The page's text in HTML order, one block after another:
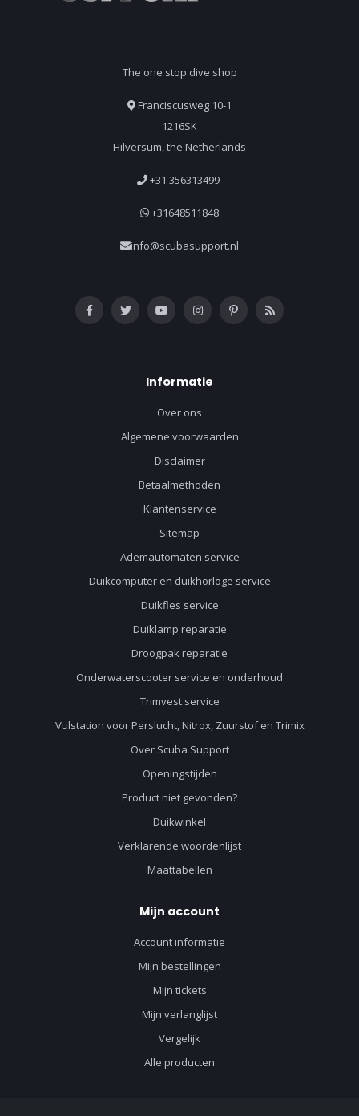
The one stop dive shop
Franciscusweg 10-1
1216SK
Hilversum, the Netherlands
+31 356313499
+31648511848
info@scubasupport.nl
Informatie
Over ons
Algemene voorwaarden
Disclaimer
Betaalmethoden
Klantenservice
Sitemap
Ademautomaten service
Duikcomputer en duikhorloge service
Duikfles service
Duiklamp reparatie
Droogpak reparatie
Onderwaterscooter service en onderhoud
Trimvest service
Vulstation voor Perslucht, Nitrox, Zuurstof en Trimix
Over Scuba Support
Openingstijden
Product niet gevonden?
Duikwinkel
Verklarende woordenlijst
Maattabellen
Mijn account
Account informatie
Mijn bestellingen
Mijn tickets
Mijn verlanglijst
Vergelijk
Alle producten